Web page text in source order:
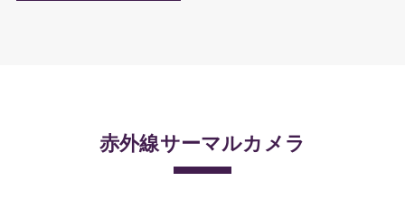
赤外線サーマルカメラ
–